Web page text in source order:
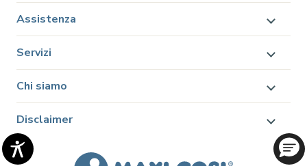
Assistenza
Servizi
Chi siamo
Disclaimer